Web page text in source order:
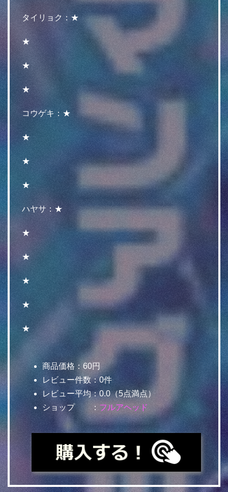
タイリョク：★
★
★
★
コウゲキ：★
★
★
★
ハヤサ：★
★
★
★
★
★
商品価格：60円
レビュー件数：0件
レビュー平均：0.0（5点満点）
ショップ ： フルアヘッド